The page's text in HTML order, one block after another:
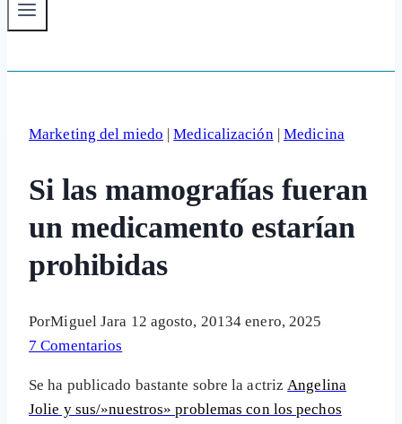
Marketing del miedo |Medicalización|Medicina
Si las mamografías fueran
un medicamento estarían
prohibidas
PorMiguel Jara 12 agosto, 20134 enero, 2025
7 Comentarios
Se ha publicado bastante sobre la actrizAngelina
Jolie y sus/»nuestros» problemas con los pechos